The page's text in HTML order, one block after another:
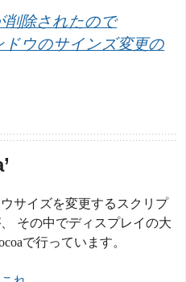
削除されたので
ドウのサインズ変更の
サイズを変更するスクリプ
その中でディスプレイの大
で行っています。